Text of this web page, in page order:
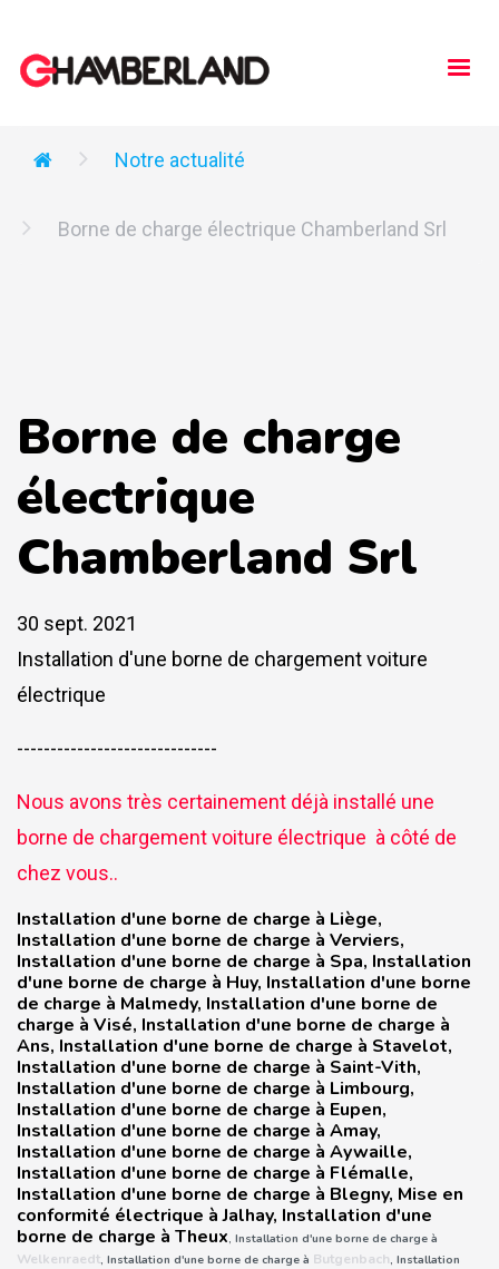
Notre actualité
Borne de charge électrique Chamberland Srl
Borne de charge
électrique
Chamberland Srl
30 sept. 2021
Installation d'une borne de chargement voiture
électrique
------------------------------
Nous avons très certainement déjà installé une
borne de chargement voiture électrique à côté de
chez vous..
Installation d'une borne de charge à Liège,
Installation d'une borne de charge à Verviers,
Installation d'une borne de charge à Spa, Installation
d'une borne de charge à Huy, Installation d'une borne
de charge à Malmedy, Installation d'une borne de
charge à Visé, Installation d'une borne de charge à
Ans, Installation d'une borne de charge à Stavelot,
Installation d'une borne de charge à Saint-Vith,
Installation d'une borne de charge à Limbourg,
Installation d'une borne de charge à Eupen,
Installation d'une borne de charge à Amay,
Installation d'une borne de charge à Aywaille,
Installation d'une borne de charge à Flémalle,
Installation d'une borne de charge à Blegny, Mise en
conformité électrique à Jalhay, Installation d'une
borne de charge à Theux, Installation d'une borne de charge à
Welkenraedt, Installation d'une borne de charge à Butgenbach, Installation